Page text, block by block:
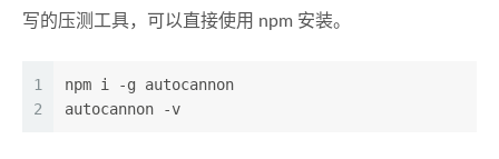
写的压测工具，可以直接使用 npm 安装。
1
2
npm i -g autocannon
autocannon -v